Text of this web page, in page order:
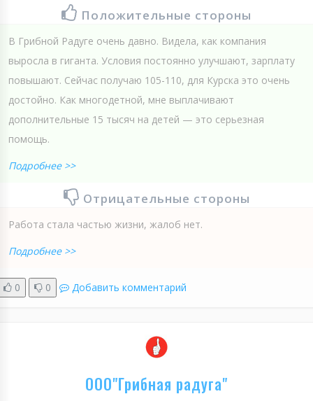
Положительные стороны
В Грибной Радуге очень давно. Видела, как компания
выросла в гиганта. Условия постоянно улучшают, зарплату
повышают. Сейчас получаю 105-110, для Курска это очень
достойно. Как многодетной, мне выплачивают
дополнительные 15 тысяч на детей — это серьезная
помощь.
Подробнее >>
Отрицательные стороны
Работа стала частью жизни, жалоб нет.
Подробнее >>
0 0 Добавить комментарий
ООО"Грибная радуга"